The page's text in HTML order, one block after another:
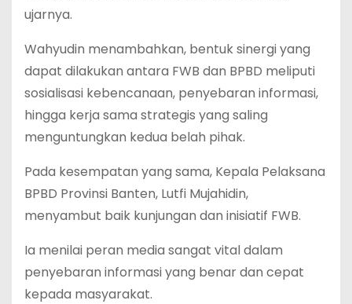
ujarnya.
Wahyudin menambahkan, bentuk sinergi yang
dapat dilakukan antara FWB dan BPBD meliputi
sosialisasi kebencanaan, penyebaran informasi,
hingga kerja sama strategis yang saling
menguntungkan kedua belah pihak.
Pada kesempatan yang sama, Kepala Pelaksana
BPBD Provinsi Banten, Lutfi Mujahidin,
menyambut baik kunjungan dan inisiatif FWB.
Ia menilai peran media sangat vital dalam
penyebaran informasi yang benar dan cepat
kepada masyarakat.